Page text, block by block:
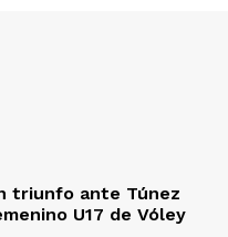
triunfo ante Túnez
U17 de Vóley